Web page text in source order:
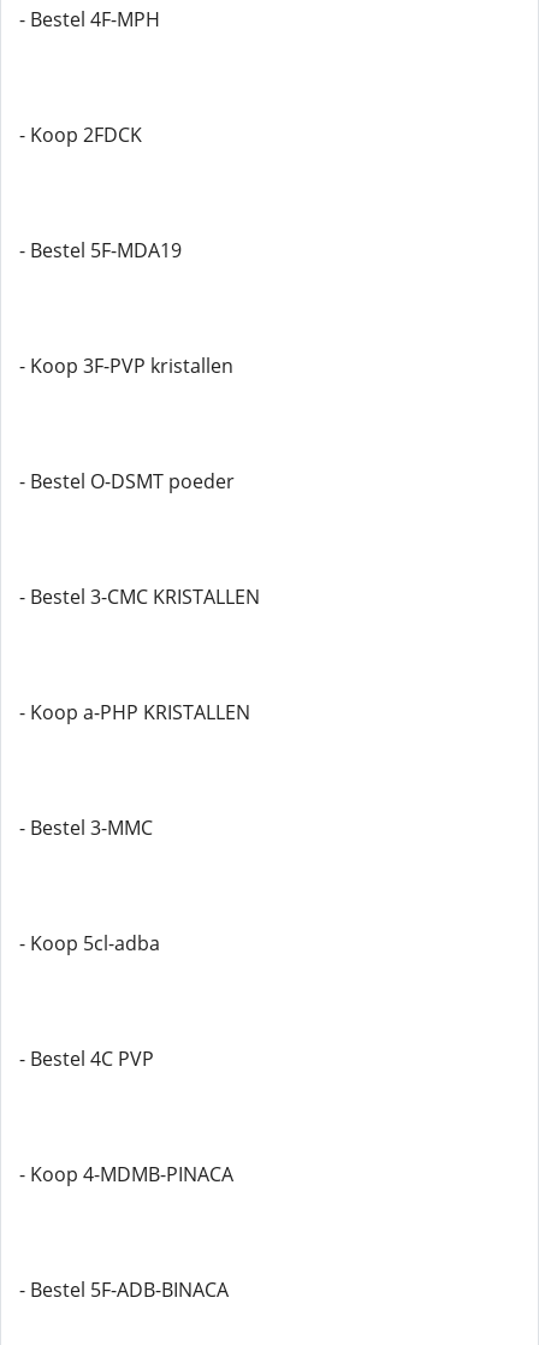
- Bestel 4F-MPH
- Koop 2FDCK
- Bestel 5F-MDA19
- Koop 3F-PVP kristallen
- Bestel O-DSMT poeder
- Bestel 3-CMC KRISTALLEN
- Koop a-PHP KRISTALLEN
- Bestel 3-MMC
- Koop 5cl-adba
- Bestel 4C PVP
- Koop 4-MDMB-PINACA
- Bestel 5F-ADB-BINACA